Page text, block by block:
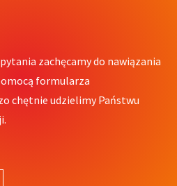
zachęcamy do nawiązania
formularza
chętnie udzielimy Państwu